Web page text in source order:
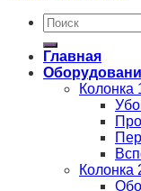
Главная
Колонка
Колонка